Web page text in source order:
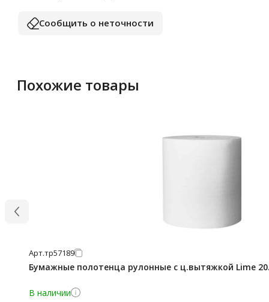
Сообщить о неточности
Похожие товары
Арт.тр57189
Бумажные полотенца рулонные с ц.вытяжкой Lime
В наличии